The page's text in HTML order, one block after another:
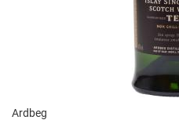
Ardbeg